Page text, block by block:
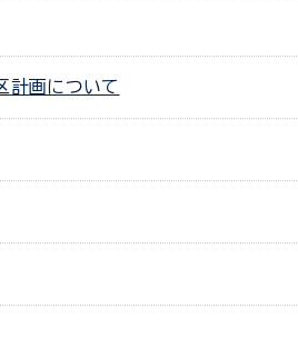
計画について